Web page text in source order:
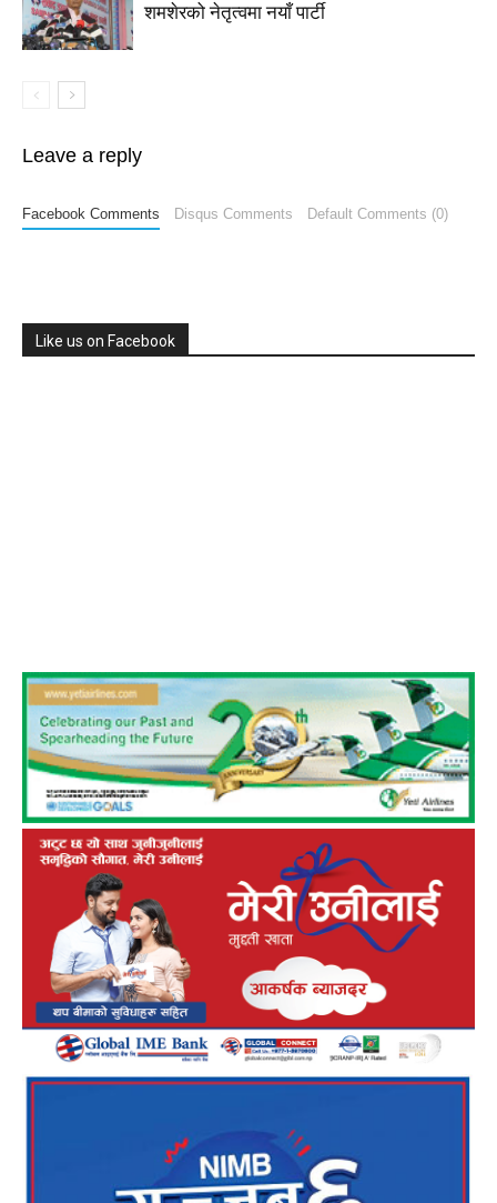
शमशेरको नेतृत्वमा नयाँ पार्टी
Leave a reply
Facebook Comments Disqus Comments Default Comments (0)
Like us on Facebook